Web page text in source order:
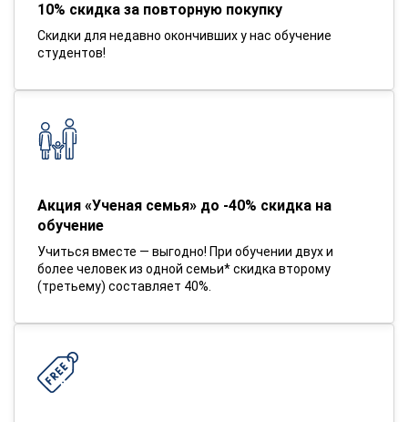
10% скидка за повторную покупку
Скидки для недавно окончивших у нас обучение
студентов!
Акция «Ученая семья» до -40% скидка на
обучение
Учиться вместе — выгодно! При обучении двух и
более человек из одной семьи* скидка второму
(третьему) составляет 40%.